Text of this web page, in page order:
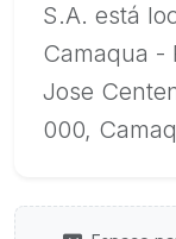
S.A. está
Camaqua -
Jose
000,